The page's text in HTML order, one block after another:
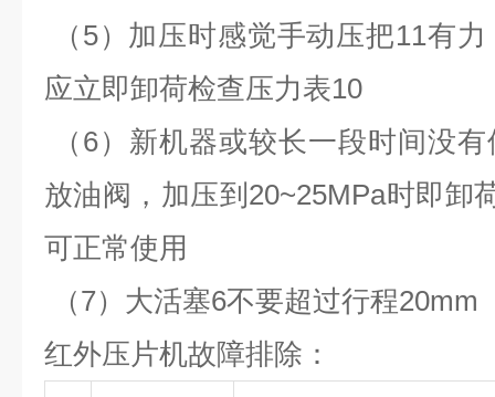
（5）加压时感觉手动压把11有
应立即卸荷检查压力表10
（6）新机器或较长一段时间没
放油阀，加压到20~25MPa时即卸
可正常使用
（7）大活塞6不要超过行程20mm
红外压片机故障排除：